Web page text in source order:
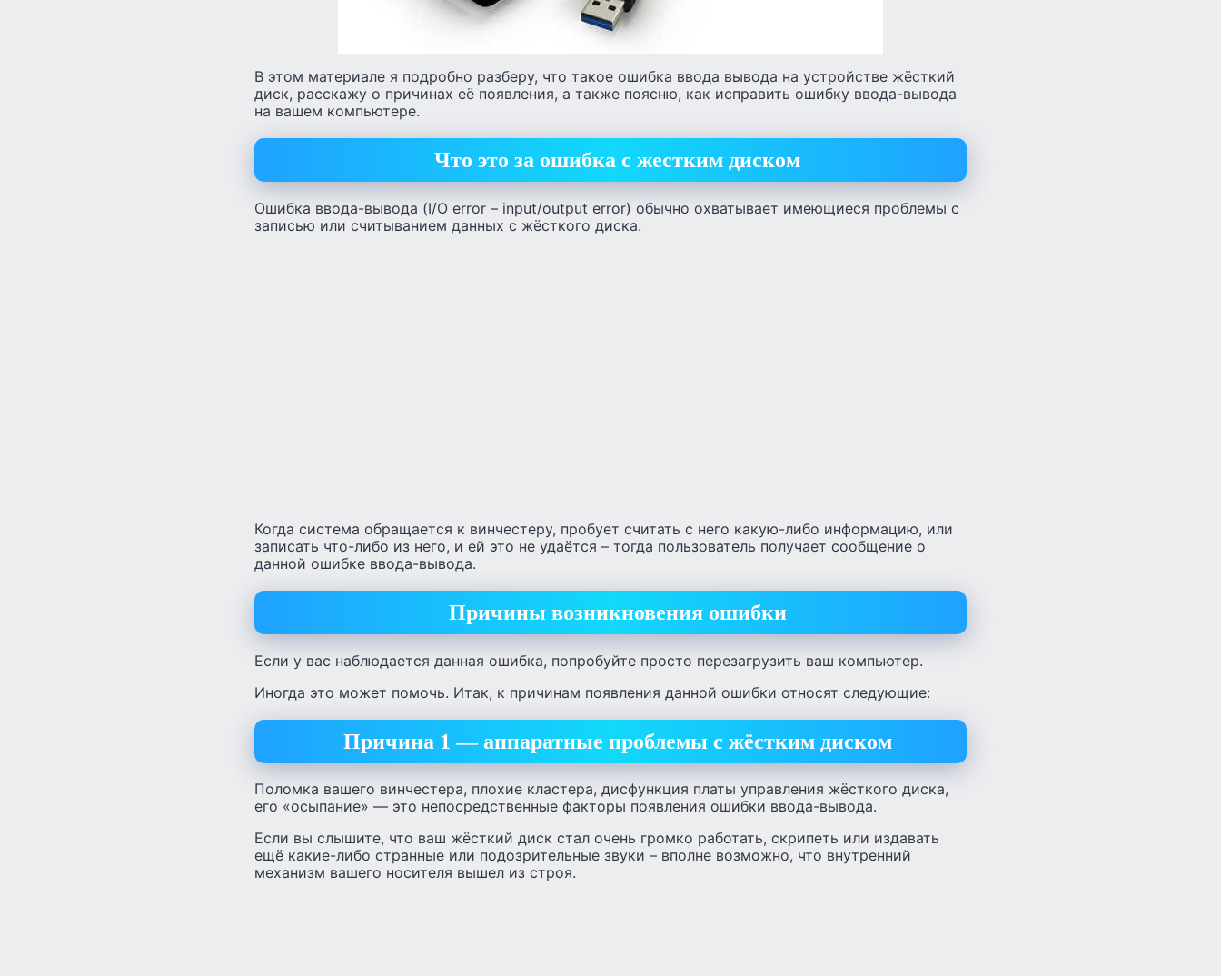
В этом материале я подробно разберу, что такое ошибка ввода вывода на устройстве жёсткий
диск, расскажу о причинах её появления, а также поясню, как исправить ошибку ввода-вывода
на вашем компьютере.
Что это за ошибка с жестким диском
Ошибка ввода-вывода (I/O error – input/output error) обычно охватывает имеющиеся проблемы с
записью или считыванием данных с жёсткого диска.
Когда система обращается к винчестеру, пробует считать с него какую-либо информацию, или
записать что-либо из него, и ей это не удаётся – тогда пользователь получает сообщение о
данной ошибке ввода-вывода.
Причины возникновения ошибки
Если у вас наблюдается данная ошибка, попробуйте просто перезагрузить ваш компьютер.
Иногда это может помочь. Итак, к причинам появления данной ошибки относят следующие:
Причина 1 — аппаратные проблемы с жёстким диском
Поломка вашего винчестера, плохие кластера, дисфункция платы управления жёсткого диска,
его «осыпание» — это непосредственные факторы появления ошибки ввода-вывода.
Если вы слышите, что ваш жёсткий диск стал очень громко работать, скрипеть или издавать
ещё какие-либо странные или подозрительные звуки – вполне возможно, что внутренний
механизм вашего носителя вышел из строя.